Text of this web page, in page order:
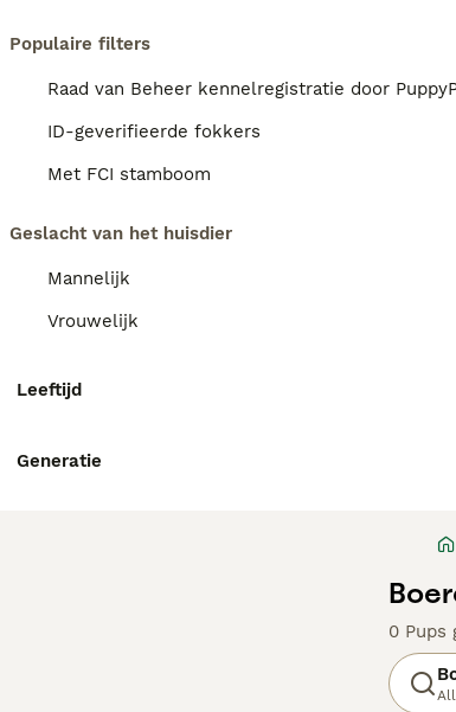
Populaire filters
Raad van Beheer kennelregistratie door
ID-geverifieerde fokkers
Met FCI stamboom
Geslacht van het huisdier
Mannelijk
Vrouwelijk
Leeftijd
Generatie
0 Pups